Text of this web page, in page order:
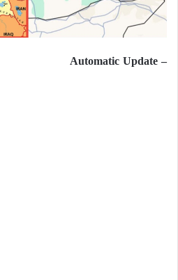
– Automatic Update